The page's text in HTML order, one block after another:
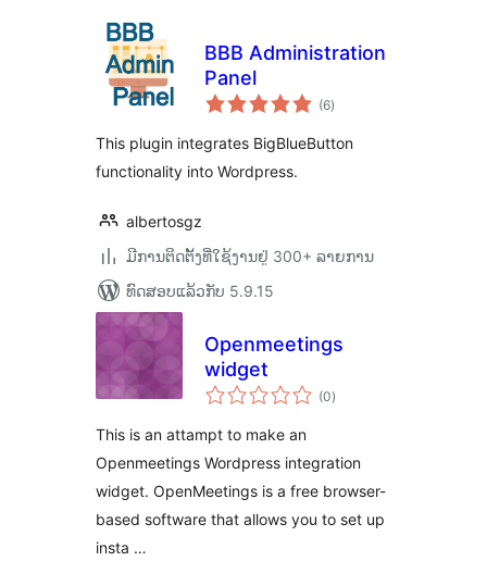
BBB Administration
Panel
(6ຄະແນນ
ທັງໝົດ
)
This plugin integrates BigBlueButton
functionality into Wordpress.
albertosgz
ມີການຕິດຕັ້ງທີ່ໃຊ້ງານຢູ່ 300+ ລາຍການ
ທົດສອບແລ້ວກັບ 5.9.15
Openmeetings
widget
(0ຄະແນນ
ທັງໝົດ
)
This is an attampt to make an
Openmeetings Wordpress integration
widget. OpenMeetings is a free browser-
based software that allows you to set up
insta …